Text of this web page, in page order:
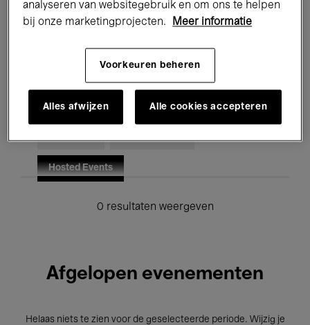
Jazz Klassieke Muziek Global Music
Elektronische Muziek
Voor iedereen Kids’ Palace
Hosted Events
0 resultaten weergeven
Afgelopen evenementen
Helaas niets te zien voor de geselecteerde periode. Wijzig je
analyseren van websitegebruik en om ons te helpen
bij onze marketingprojecten.
Meer informatie
Voorkeuren beheren
Alles afwijzen Alle cookies accepteren